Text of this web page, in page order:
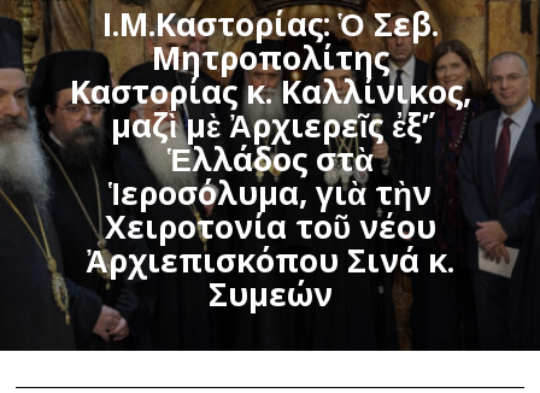
Ι.Μ.Καστορίας: Ὁ Σεβ.
Μητροπολίτης
Καστορίας κ. Καλλίνικος,
μαζὶ μὲ Ἀρχιερεῖς ἐξ΄’
Ἑλλάδος στὰ
Ἱεροσόλυμα, γιὰ τὴν
Χειροτονία τοῦ νέου
Ἀρχιεπισκόπου Σινά κ.
Συμεών